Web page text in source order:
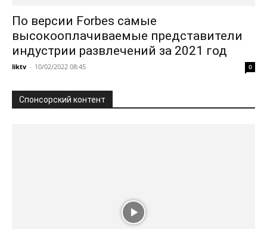
По версии Forbes самые
высокооплачиваемые представители
индустрии развлечений за 2021 год
liktv - 10/02/2022 08:45 0
Спонсорский контент